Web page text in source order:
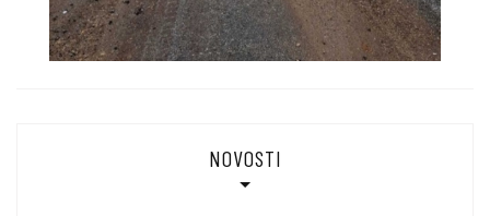
NOVOSTI